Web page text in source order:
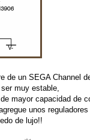
de un SEGA Channel
muy estable,
mayor capacidad de
unos reguladores
de lujo!!